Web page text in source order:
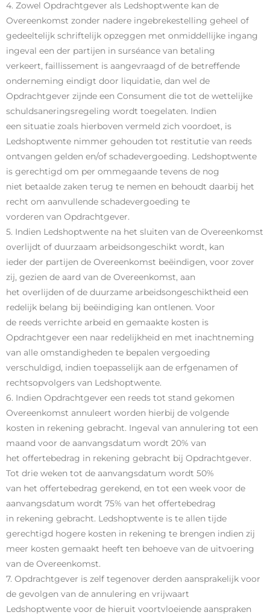
4. Zowel Opdrachtgever als Ledshoptwente kan de
Overeenkomst zonder nadere ingebrekestelling geheel of
gedeeltelijk schriftelijk opzeggen met onmiddellijke ingang
ingeval een der partijen in surséance van betaling
verkeert, faillissement is aangevraagd of de betreffende
onderneming eindigt door liquidatie, dan wel de
Opdrachtgever zijnde een Consument die tot de wettelijke
schuldsaneringsregeling wordt toegelaten. Indien
een situatie zoals hierboven vermeld zich voordoet, is
Ledshoptwente nimmer gehouden tot restitutie van reeds
ontvangen gelden en/of schadevergoeding. Ledshoptwente
is gerechtigd om per ommegaande tevens de nog
niet betaalde zaken terug te nemen en behoudt daarbij het
recht om aanvullende schadevergoeding te
vorderen van Opdrachtgever.
5. Indien Ledshoptwente na het sluiten van de Overeenkomst
overlijdt of duurzaam arbeidsongeschikt wordt, kan
ieder der partijen de Overeenkomst beëindigen, voor zover
zij, gezien de aard van de Overeenkomst, aan
het overlijden of de duurzame arbeidsongeschiktheid een
redelijk belang bij beëindiging kan ontlenen. Voor
de reeds verrichte arbeid en gemaakte kosten is
Opdrachtgever een naar redelijkheid en met inachtneming
van alle omstandigheden te bepalen vergoeding
verschuldigd, indien toepasselijk aan de erfgenamen of
rechtsopvolgers van Ledshoptwente.
6. Indien Opdrachtgever een reeds tot stand gekomen
Overeenkomst annuleert worden hierbij de volgende
kosten in rekening gebracht. Ingeval van annulering tot een
maand voor de aanvangsdatum wordt 20% van
het offertebedrag in rekening gebracht bij Opdrachtgever.
Tot drie weken tot de aanvangsdatum wordt 50%
van het offertebedrag gerekend, en tot een week voor de
aanvangsdatum wordt 75% van het offertebedrag
in rekening gebracht. Ledshoptwente is te allen tijde
gerechtigd hogere kosten in rekening te brengen indien zij
meer kosten gemaakt heeft ten behoeve van de uitvoering
van de Overeenkomst.
7. Opdrachtgever is zelf tegenover derden aansprakelijk voor
de gevolgen van de annulering en vrijwaart
Ledshoptwente voor de hieruit voortvloeiende aanspraken